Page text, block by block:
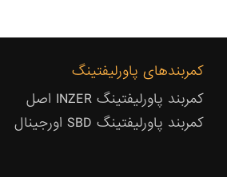
کمربندهای پاورلیفتینگ
کمربند پاورلیفتینگ INZER اصل
کمربند پاورلیفتینگ SBD اورجینال